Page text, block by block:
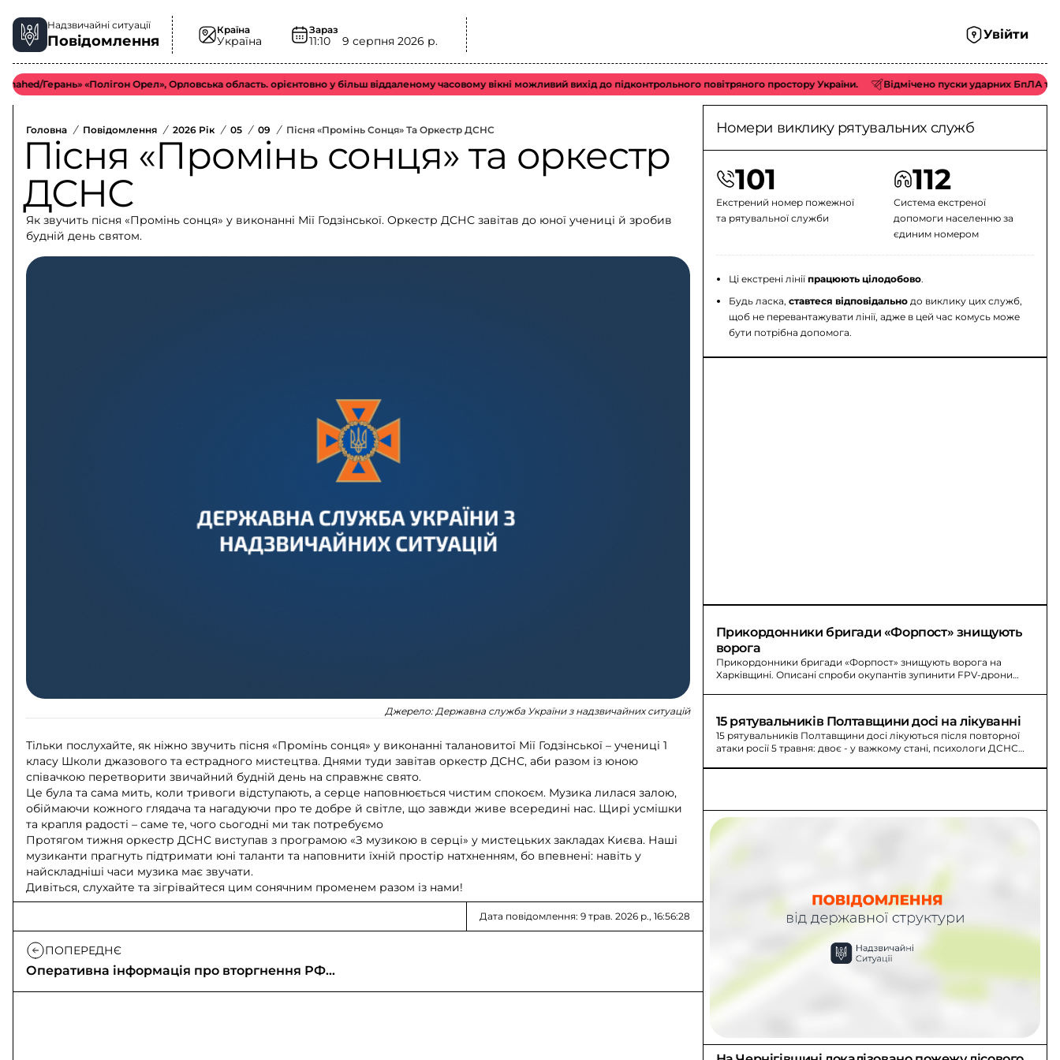
Надзвичайні ситуації
Повідомлення
Країна
Україна
Зараз
11:10 9 серпня 2026 р. Увійти
«Полігон Орел», Орловська область. орієнтовно у більш віддаленому часовому вікні можливий вихід до підконтрольного повітряного простору України. Відмічено пуски ударних БпЛА типу
Головна / Повідомлення / 2026 Рік / 05 / 09 / Пісня «Промінь Сонця» Та Оркестр ДСНС
Пісня «Промінь сонця» та оркестр
ДСНС
Як звучить пісня «Промінь сонця» у виконанні Мії Годзінської. Оркестр ДСНС завітав до юної учениці й зробив
будній день святом.
Джерело:Державна служба України з надзвичайних ситуацій
Тільки послухайте, як ніжно звучить пісня «Промінь сонця» у виконанні талановитої Мії Годзінської – учениці 1
класу Школи джазового та естрадного мистецтва. Днями туди завітав оркестр ДСНС, аби разом із юною
співачкою перетворити звичайний будній день на справжнє свято.
Це була та сама мить, коли тривоги відступають, а серце наповнюється чистим спокоєм. Музика лилася залою,
обіймаючи кожного глядача та нагадуючи про те добре й світле, що завжди живе всередині нас. Щирі усмішки
та крапля радості – саме те, чого сьогодні ми так потребуємо
Протягом тижня оркестр ДСНС виступав з програмою «З музикою в серці» у мистецьких закладах Києва. Наші
музиканти прагнуть підтримати юні таланти та наповнити їхній простір натхненням, бо впевнені: навіть у
найскладніші часи музика має звучати.
Дивіться, слухайте та зігрівайтеся цим сонячним променем разом із нами!
Дата повідомлення: 9 трав. 2026 р., 16:56:28
ПОПЕРЕДНЄ
Оперативна інформація про вторгнення РФ
(09.05.2026)
Номери виклику рятувальних служб
101
Екстрений номер пожежної
та рятувальної служби
112
Система екстреної
допомоги населенню за
єдиним номером
Ці екстрені лінії працюють цілодобово.
Будь ласка, ставтеся відповідальнодо виклику цих служб,
щоб не перевантажувати лінії, адже в цей час комусь може
бути потрібна допомога.
Прикордонники бригади «Форпост» знищують
ворога
Прикордонники бригади «Форпост» знищують ворога на
Харківщині. Описані спроби окупантів зупинити FPV-дрони
15 рятувальників Полтавщини досі на лікуванні
15 рятувальників Полтавщини досі лікуються після повторної
атаки росії 5 травня: двоє - у важкому стані, психологи ДСНС